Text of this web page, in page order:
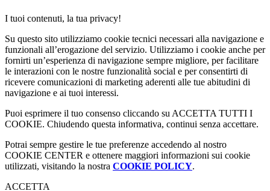
I tuoi contenuti, la tua privacy!
Su questo sito utilizziamo cookie tecnici necessari alla navigazione e
funzionali all’erogazione del servizio. Utilizziamo i cookie anche per
fornirti un’esperienza di navigazione sempre migliore, per facilitare
le interazioni con le nostre funzionalità social e per consentirti di
ricevere comunicazioni di marketing aderenti alle tue abitudini di
navigazione e ai tuoi interessi.
Puoi esprimere il tuo consenso cliccando su ACCETTA TUTTI I
COOKIE. Chiudendo questa informativa, continui senza accettare.
Potrai sempre gestire le tue preferenze accedendo al nostro
COOKIE CENTER e ottenere maggiori informazioni sui cookie
utilizzati, visitando la nostra